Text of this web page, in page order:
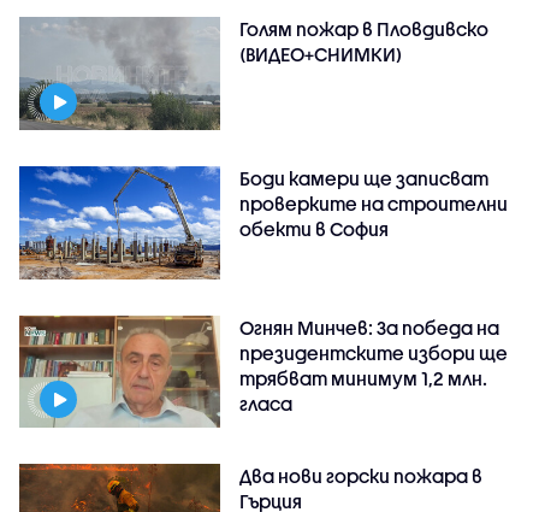
Голям пожар в Пловдивско
(ВИДЕО+СНИМКИ)
Боди камери ще записват
проверките на строителни
обекти в София
Огнян Минчев: За победа на
президентските избори ще
трябват минимум 1,2 млн.
гласа
Два нови горски пожара в
Гърция